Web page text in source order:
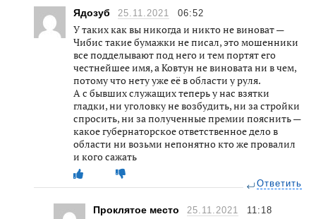
Ядозуб 25.11.2021 06:52
У таких как вы никогда и никто не виноват —
Чибис такие бумажки не писал, это мошенники
все подделывают под него и тем портят его
честнейшее имя, а Ковтун не виновата ни в чем,
потому что нету уже её в области у руля.
А с бывших служащих теперь у нас взятки
гладки, ни уголовку не возбудить, ни за стройки
спросить, ни за полученные премии пояснить —
какое губернаторское ответственное дело в
области ни возьми непонятно кто же провалил
и кого сажать
Ответить
Проклятое место 25.11.2021 11:18